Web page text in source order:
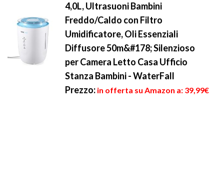
4,0L, Ultrasuoni Bambini
Freddo/Caldo con Filtro
Umidificatore, Oli Essenziali
Diffusore 50m&#178; Silenzioso
per Camera Letto Casa Ufficio
Stanza Bambini - WaterFall
Prezzo: in offerta su Amazon a: 39,99€